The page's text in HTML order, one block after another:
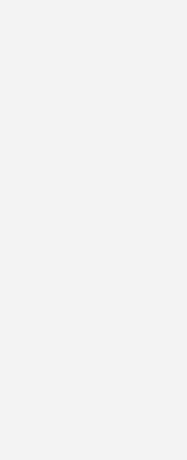
20.754
Link das Projekt im
ehe es im August
die Anlage nur
Jahr ans Netz geht.
von zehn Hektar
Das
etwa 2.750